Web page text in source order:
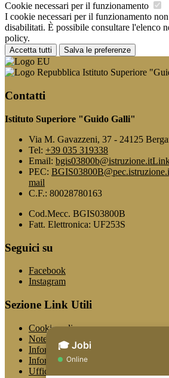
Cookie necessari per il funzionamento
I cookie necessari per il funzionamento non
disabilitati. È possibile consultare l'elenco
policy.
Accetta tutti Salva le preferenze
Istituto Superiore
Contatti
Istituto Superiore "Guido Galli"
Via M. Gavazzeni, 37 - 24125
Tel: +39 035 319338
Email: bgis03800b@istruzione.it
PEC:
mail
C.F.: 80028780163
Cod.Mecc. BGIS03800B
Fatt. Elettronica: UF253S
Seguici su
Facebook
Instagram
Sezione Link Utili
Cookie policy
Note legali
Informativa Privacy
Informativa Privacy chatbot Jobi
Ufficio Relazioni con il Pubblico